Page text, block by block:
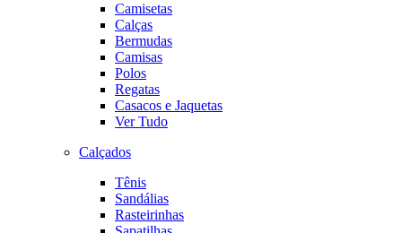
Camisetas
Calças
Bermudas
Camisas
Polos
Regatas
Casacos e Jaquetas
Ver Tudo
Calçados
Tênis
Sandálias
Rasteirinhas